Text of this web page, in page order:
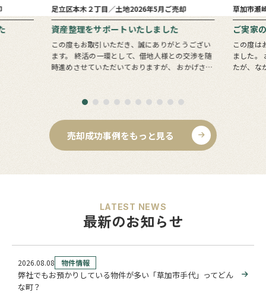
足立区本木２丁目／土地2026年5月ご売却
資産整理をサポートいたしました
この度もお取引いただき、誠にありがとうござい
ます。 終活の一環として、借地人様との交渉を随
時進めさせていただいておりますが、 おかげさま
草加市瀬
ご実家
この度は
ました。 お問い合わせいただいたのは息子様でし
たが、な
売却成功事例をもっと見る
LATEST NEWS
最新のお知らせ
2026.08.08 物件情報
弊社でもお預かりしている物件が多い「草加市手代」ってどん
な町？